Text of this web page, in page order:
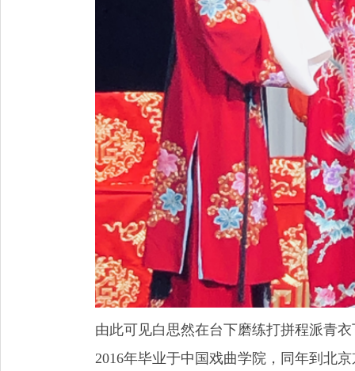
由此可见白思然在台下磨练打拼程派青
2016年毕业于中国戏曲学院，同年到北